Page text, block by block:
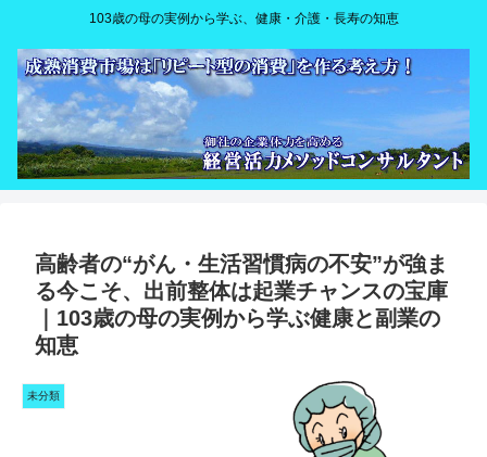
103歳の母の実例から学ぶ、健康・介護・長寿の知恵
高齢者の“がん・生活習慣病の不安”が強ま
る今こそ、出前整体は起業チャンスの宝庫
｜103歳の母の実例から学ぶ健康と副業の
知恵
未分類